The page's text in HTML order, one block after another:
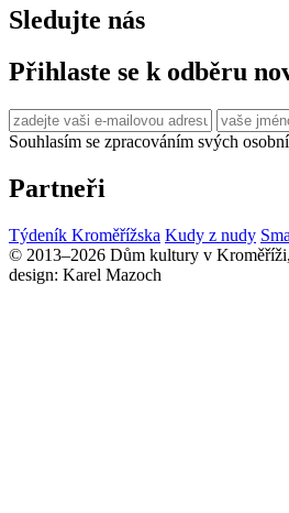
Sledujte nás
Přihlaste se k odběru
Souhlasím se zpracováním svých
Partneři
Týdeník Kroměřížska Kudy z nudy
© 2013–2026 Dům kultury v
design: Karel Mazoch